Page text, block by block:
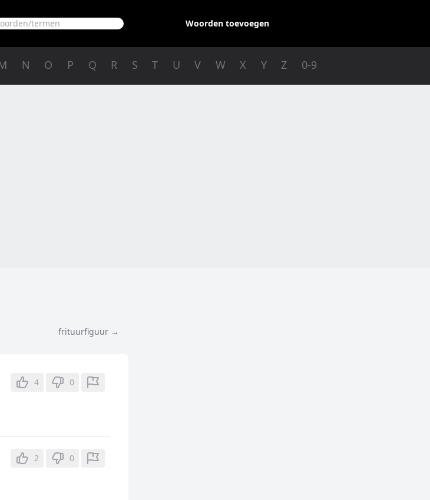
Woorden toevoegen
N O P Q R S T U V W X Y Z 0-9
frituurfiguur →
4 0
2 0